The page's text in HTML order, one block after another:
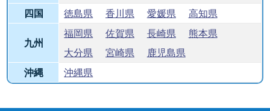
四国
徳島県 香川県 愛媛県 高知県
九州
福岡県 佐賀県 長崎県
熊本県
大分県
宮崎県
鹿児島県
沖縄
沖縄県